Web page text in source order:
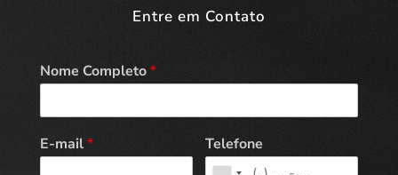
Entre em Contato
Nome Completo*
E-mail* Telefone